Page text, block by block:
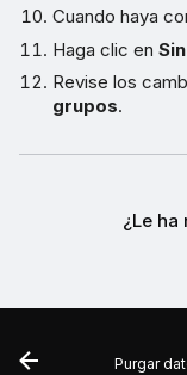
Cuando haya
Haga clic en
Revise los
grupos.
¿Le
Purgar